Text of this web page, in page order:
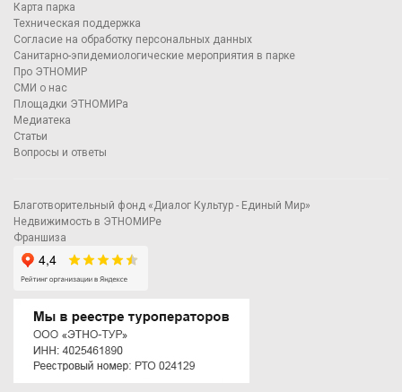
Карта парка
Техническая поддержка
Согласие на обработку персональных данных
Санитарно-эпидемиологические мероприятия в парке
Про ЭТНОМИР
СМИ о нас
Площадки ЭТНОМИРа
Медиатека
Статьи
Вопросы и ответы
Благотворительный фонд «Диалог Культур - Единый Мир»
Недвижимость в ЭТНОМИРе
Франшиза